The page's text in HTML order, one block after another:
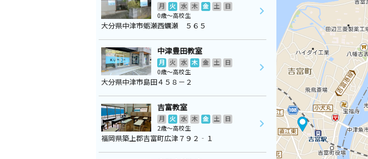
月 火 水 木 金 土
日
0歳～高校生
大分県中津市蛎瀬西蠣瀬 ５６５
中津豊田教室
月 火 水 木 金 土
日
0歳～高校生
大分県中津市島田４５８－２
吉富教室
月 火 水 木 金 土
日
2歳～高校生
福岡県築上郡吉富町広津７９２‐１